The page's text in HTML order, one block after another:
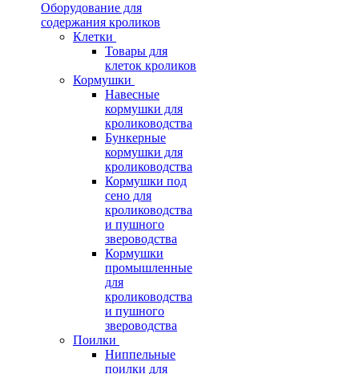
Оборудование для
содержания кроликов
Клетки
Товары для
клеток кроликов
Кормушки
Навесные
кормушки для
кролиководства
Бункерные
кормушки для
кролиководства
Кормушки под
сено для
кролиководства
и пушного
звероводства
Кормушки
промышленные
для
кролиководства
и пушного
звероводства
Поилки
Ниппельные
поилки для